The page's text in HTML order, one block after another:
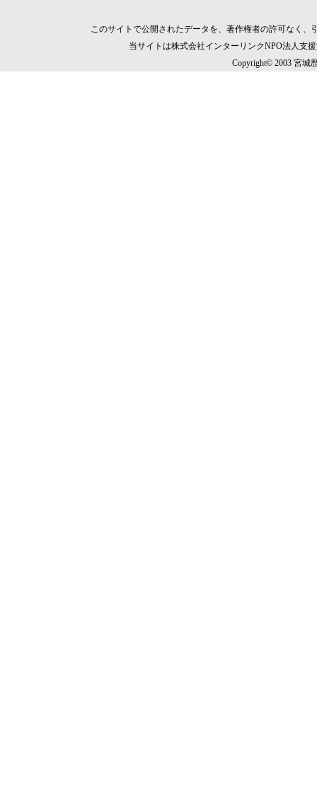
このサイトで公開されたデータを、著作権者の許可なく
当サイトは株式会社インターリンクNPO法人支
Copyright© 2003 宮城